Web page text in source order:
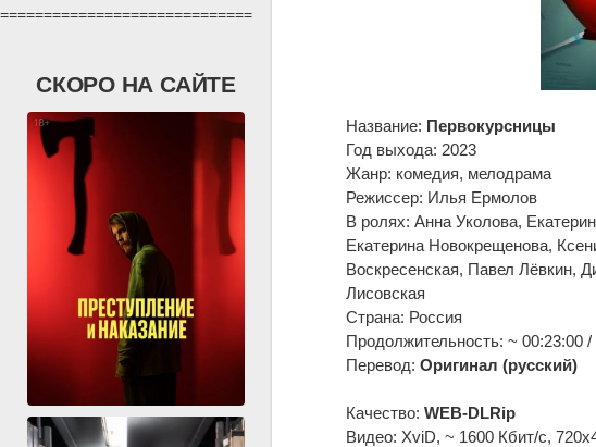
=============================
СКОРО НА САЙТЕ
Название: Первокурсницы
Год выхода: 2023
Жанр: комедия, мелодрама
Режиссер: Илья Ермолов
В ролях: Анна Уколова,
Екатерина Новокрещенова,
Воскресенская, Павел Лёвкин,
Лисовская
Страна: Россия
Продолжительность: ~ 00:23:00 /
Перевод: Оригинал (русский)
Качество: WEB-DLRip
Видео: XviD, ~ 1600 Кбит/с,